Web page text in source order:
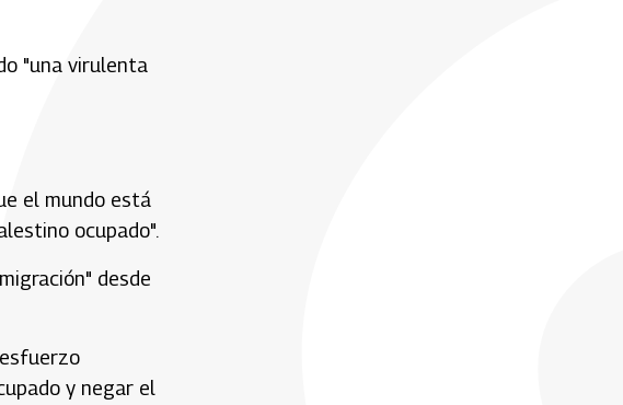
"una virulenta
el mundo está
ocupado".
desde
y negar el